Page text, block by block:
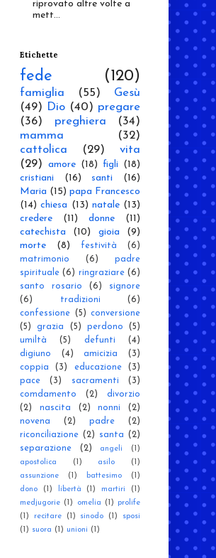
riprovato altre volte a
mett...
Etichette
fede (120)
famiglia (55)
Gesù
(49) Dio (40) pregare
(36)
preghiera
(34)
mamma
(32)
cattolica
(29)
vita
(29) amore (18) figli (18)
cristiani
(16) santi
(16)
Maria (15) papa Francesco
(14) chiesa (13) natale (13)
credere
(11) donne
(11)
catechista
(10) gioia
(9)
morte
(8) festività
(6)
matrimonio
(6)
padre
spirituale (6) ringraziare (6)
santo rosario
(6)
signore
(6)
tradizioni
(6)
confessione (5) conversione
(5)
grazia (5) perdono
(5)
umiltà
(5) defunti
(4)
digiuno
(4) amicizia
(3)
coppia
(3) educazione
(3)
pace
(3) sacramenti
(3)
comdamento
(2)
divorzio
(2)
nascita (2) nonni
(2)
novena
(2) padre
(2)
riconciliazione (2) santa (2)
separazione
(2) angeli
(1)
apostolica
(1) asilo
(1)
assunzione
(1) battesimo
(1)
dono
(1) libertà (1) martiri
(1)
medjugorie (1) omelia (1)
prolife
(1)
recitare (1) sinodo (1)
sposi
(1) suora (1) unioni (1)